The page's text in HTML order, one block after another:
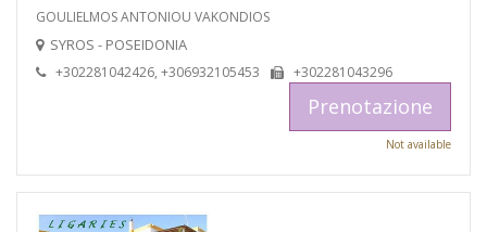
GOULIELMOS ANTONIOU VAKONDIOS
SYROS - POSEIDONIA
+302281042426, +306932105453 +302281043296
Prenotazione
Not available